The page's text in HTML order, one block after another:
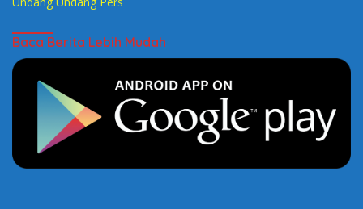
Baca Berita Lebih Mudah